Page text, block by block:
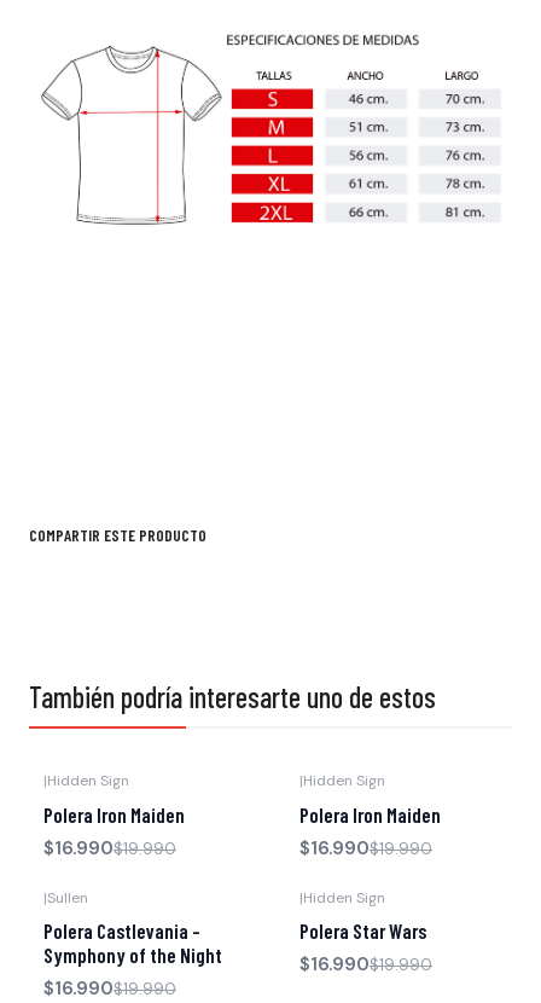
COMPARTIR ESTE PRODUCTO
También podría interesarte uno de estos
|Hidden Sign
Polera Iron Maiden
$16.990$19.990
|Hidden Sign
Polera Iron Maiden
$16.990$19.990
|Sullen
Polera Castlevania -
Symphony of the Night
$16.990$19.990
|Hidden Sign
Polera Star Wars
$16.990$19.990